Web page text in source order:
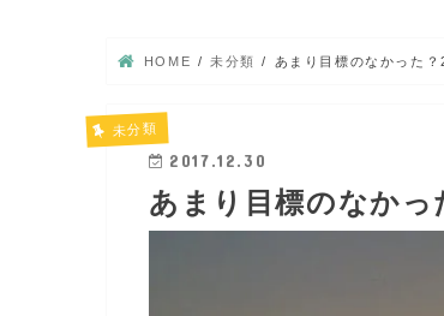
HOME 未分類 あまり目標のなかった
未分類
2017.12.30
あまり目標のなかっ